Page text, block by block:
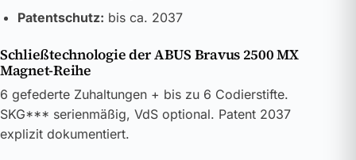
Patentschutz: bis ca. 2037
Schließtechnologie der ABUS Bravus 2500 MX
Magnet-Reihe
6 gefederte Zuhaltungen + bis zu 6 Codierstifte.
SKG*** serienmäßig, VdS optional. Patent 2037
explizit dokumentiert.